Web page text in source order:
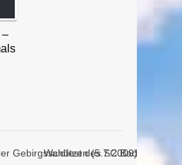
–
Gebirgsschützen (5.7.2009)
Waldfest des SC Bad